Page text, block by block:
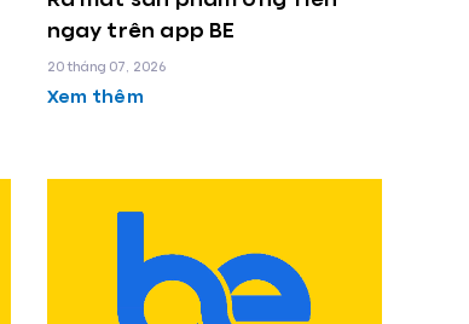
ngay trên app BE
20 tháng 07, 2026
Xem thêm